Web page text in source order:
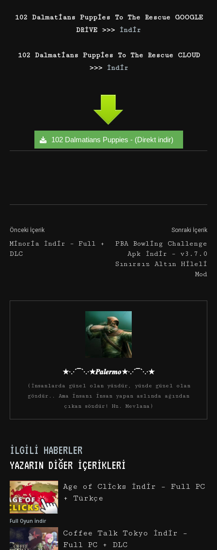
102 Dalmatians Puppies To The Rescue GOOGLE
DRİVE >>>
İndir
102 Dalmatians Puppies To The Rescue CLOUD
>>>İndir
102 Dalmatians Puppies - (Direkt indir)
Önceki İçerik
Minoria İndir – Full +
DLC
Sonraki İçerik
PBA Bowling Challenge
Apk İndir – v3.7.0
Sınırsız Altın Hileli
Mod
★·.·´¯`·.·★𝑷𝒂𝒍𝒆𝒓𝒎𝒐★·.·´¯`·.·★
(İnsanlarda güzel olan yüzdür, yüzde güzel olan
gözdür.. Ama insanı insan yapan aslında ağızdan
çıkan sözdür! Hz. Mevlana)
İLGILI HABERLER
YAZARIN DIĞER İÇERIKLERI
Full Oyun İndir
Age of Clicks İndir – Full PC
+ Türkçe
Coffee Talk Tokyo İndir –
Full PC + DLC